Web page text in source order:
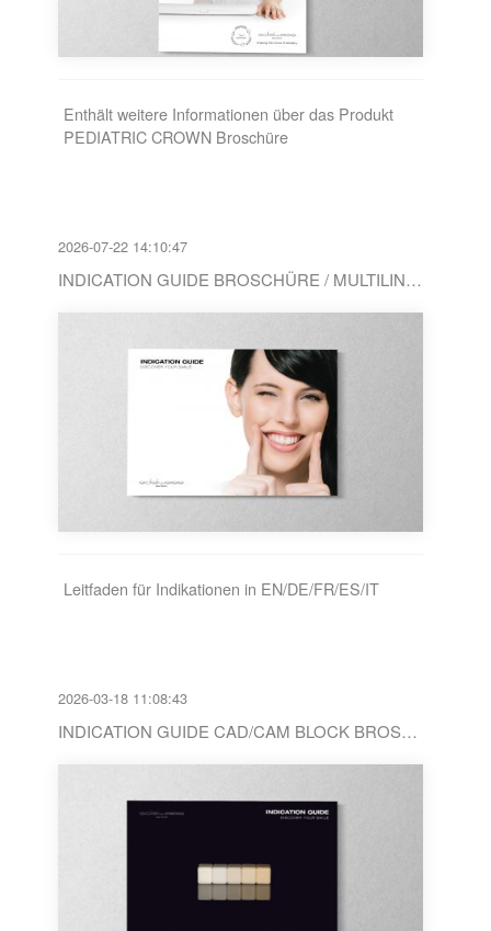
Enthält weitere Informationen über das Produkt
PEDIATRIC CROWN Broschüre
2026-07-22 14:10:47
INDICATION GUIDE BROSCHÜRE / MULTILINGUAL
Leitfaden für Indikationen in EN/DE/FR/ES/IT
2026-03-18 11:08:43
INDICATION GUIDE CAD/CAM BLOCK BROSCHÜRE / EN